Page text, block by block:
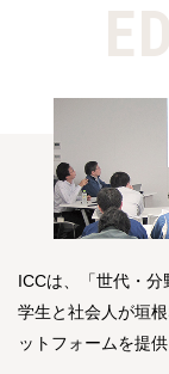
ICCは、「世代・分
学生と社会人が垣
ットフォームを提供